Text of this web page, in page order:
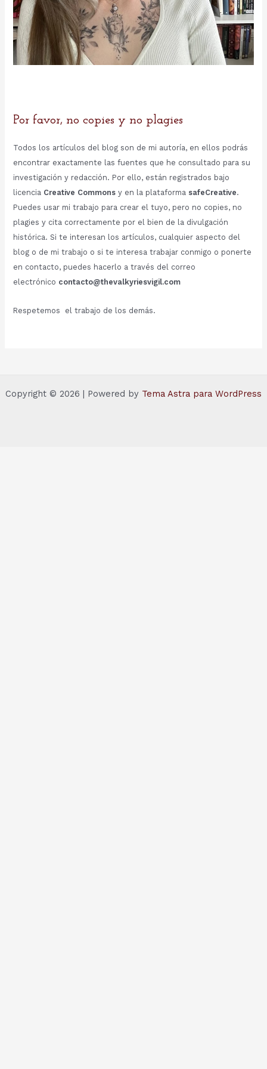
Por favor, no copies y no plagies
Todos los artículos del blog son de mi autoría, en ellos podrás
encontrar exactamente las fuentes que he consultado para su
investigación y redacción. Por ello, están registrados bajo
licencia Creative Commonsy en la plataforma safeCreative.
Puedes usar mi trabajo para crear el tuyo, pero no copies, no
plagies y cita correctamente por el bien de la divulgación
histórica. Si te interesan los artículos, cualquier aspecto del
blog o de mi trabajo o si te interesa trabajar conmigo o ponerte
en contacto, puedes hacerlo a través del correo
electrónico contacto@thevalkyriesvigil.com
Respetemos el trabajo de los demás.
Copyright © 2026 | Powered by Tema Astra para WordPress